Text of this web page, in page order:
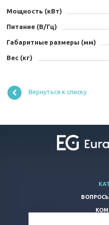
Мощность (кВт)
Питание (В/Гц)
Габаритные размеры (мм)
Вес (кг)
Вернуться к списку